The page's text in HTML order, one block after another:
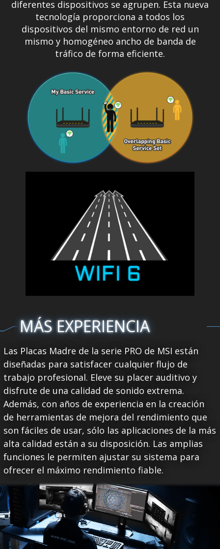
diferentes dispositivos se agrupen. Esta nueva
tecnología proporciona a todos los
dispositivos del mismo entorno de red un
mismo y homogéneo ancho de banda de
tráfico de forma eficiente.
MÁS EXPERIENCIA
Las Placas Madre de la serie PRO de MSI están
diseñadas para satisfacer cualquier flujo de
trabajo profesional. Eleve su placer auditivo y
disfrute de una calidad de sonido extrema.
Además, con años de experiencia en la creación
de herramientas de mejora del rendimiento que
son fáciles de usar, sólo las aplicaciones de la más
alta calidad están a su disposición. Las amplias
funciones le permiten ajustar su sistema para
ofrecer el máximo rendimiento fiable.